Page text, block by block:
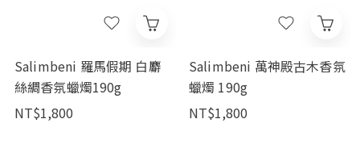
Salimbeni 羅馬假期 白麝
絲綢香氛蠟燭190g
NT$1,800
Salimbeni 萬神殿古木香氛
蠟燭 190g
NT$1,800